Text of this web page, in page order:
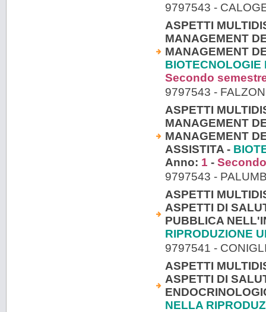
9797543 -
ASPETTI
MANAGEMENT
MANAGEMENT
BIOTECNOLOGIE
Secondo
9797543 -
ASPETTI
MANAGEMENT
MANAGEMENT
ASSISTITA -
Anno: 1 -
9797543 -
ASPETTI
ASPETTI DI
PUBBLICA
RIPRODUZIONE
9797541 -
ASPETTI
ASPETTI DI
NELLA